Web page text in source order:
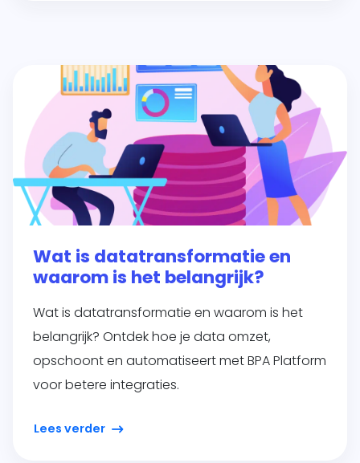
Wat is datatransformatie en
waarom is het belangrijk?
Wat is datatransformatie en waarom is het
belangrijk? Ontdek hoe je data omzet,
opschoont en automatiseert met BPA Platform
voor betere integraties.
Lees verder